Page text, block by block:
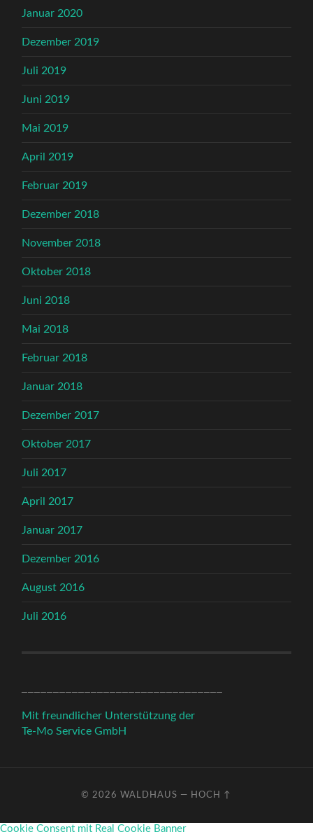
Januar 2020
Dezember 2019
Juli 2019
Juni 2019
Mai 2019
April 2019
Februar 2019
Dezember 2018
November 2018
Oktober 2018
Juni 2018
Mai 2018
Februar 2018
Januar 2018
Dezember 2017
Oktober 2017
Juli 2017
April 2017
Januar 2017
Dezember 2016
August 2016
Juli 2016
Mit freundlicher Unterstützung der
Te-Mo Service GmbH
© 2026WALDHAUS — HOCH ↑
Cookie Consent mit Real Cookie Banner